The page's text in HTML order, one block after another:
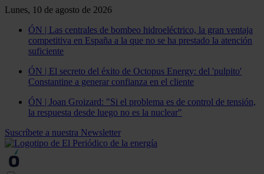
Lunes, 10 de agosto de 2026
ÓN | Las centrales de bombeo hidroeléctrico, la gran ventaja
competitiva en España a la que no se ha prestado la atención
suficiente
ÓN | El secreto del éxito de Octopus Energy: del 'pulpito'
Constantine a generar confianza en el cliente
ÓN | Joan Groizard: "Si el problema es de control de tensión,
la respuesta desde luego no es la nuclear"
Suscríbete a nuestra Newsletter